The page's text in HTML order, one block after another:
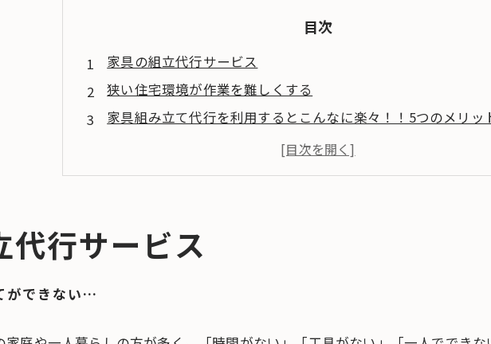
目次
家具の組立代行サービス
狭い住宅環境が作業を難しくする
家具組み立て代行を利用するとこんなに楽々！！5つのメリッ
どんな家具を組み立て代行してくれるの？実際の対応事例
どの業者を選べば安心して任せられる？家具組み立て代行業
代行サービス
ができない…